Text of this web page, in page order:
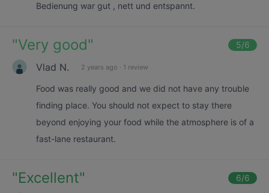
Bedienung war gut , nett und entspannt.
"Very good" 5/6
Vlad N. 2 years ago · 1 review
Food was really good and we did not have any trouble
finding place. You should not expect to stay there
beyond enjoying your food while the atmosphere is of a
fast-lane restaurant.
"Excellent" 6/6